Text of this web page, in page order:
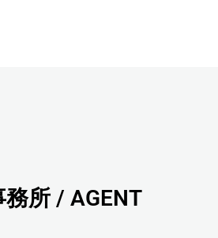
務所 / AGENT